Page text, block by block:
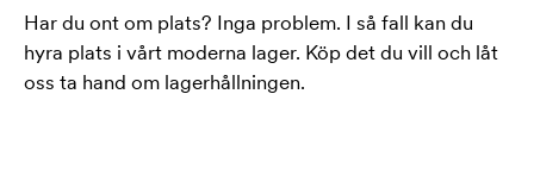
Har du ont om plats? Inga problem. I så fall kan du
hyra plats i vårt moderna lager. Köp det du vill och låt
oss ta hand om lagerhållningen.